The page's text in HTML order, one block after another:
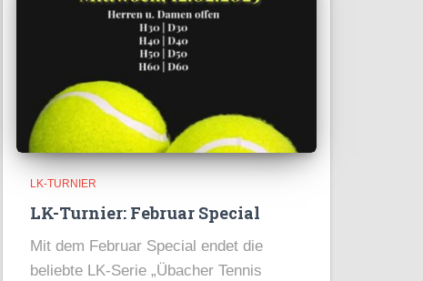
LK-TURNIER
LK-Turnier: Februar Special
Mit dem Februar Special endet die
beliebte LK-Serie „Übacher Tennis